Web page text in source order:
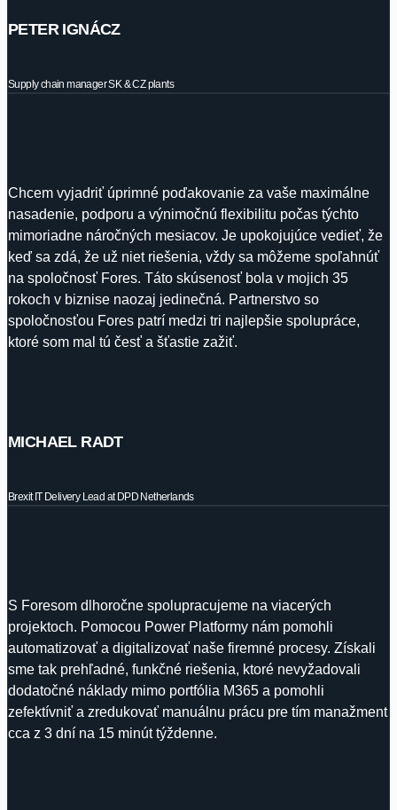
PETER IGNÁCZ
Supply chain manager SK & CZ plants
Chcem vyjadriť úprimné poďakovanie za vaše maximálne
nasadenie, podporu a výnimočnú flexibilitu počas týchto
mimoriadne náročných mesiacov. Je upokojujúce vedieť, že
keď sa zdá, že už niet riešenia, vždy sa môžeme spoľahnúť
na spoločnosť Fores. Táto skúsenosť bola v mojich 35
rokoch v biznise naozaj jedinečná. Partnerstvo so
spoločnosťou Fores patrí medzi tri najlepšie spolupráce,
ktoré som mal tú česť a šťastie zažiť.
MICHAEL RADT
Brexit IT Delivery Lead at DPD Netherlands
S Foresom dlhoročne spolupracujeme na viacerých
projektoch. Pomocou Power Platformy nám pomohli
automatizovať a digitalizovať naše firemné procesy. Získali
sme tak prehľadné, funkčné riešenia, ktoré nevyžadovali
dodatočné náklady mimo portfólia M365 a pomohli
zefektívniť a zredukovať manuálnu prácu pre tím manažment
cca z 3 dní na 15 minút týždenne.